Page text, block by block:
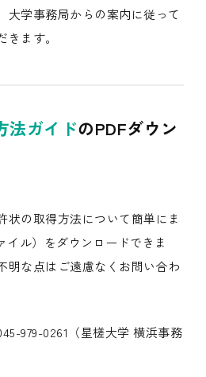
大学事務局からの案内に従って
ます。
法ガイドのPDFダウン
状の取得方法について簡単にま
イル）をダウンロードできま
明な点はご遠慮なくお問い合わ
979-0261（星槎大学 横浜事務